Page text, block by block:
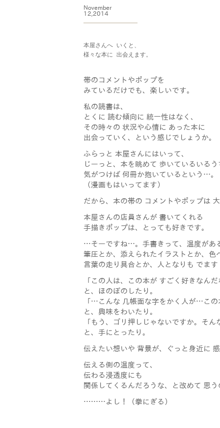
November
12,2014
本屋さんへ いくと、
様々な本に 出会えます。
帯のコメントやポップを
みているだけでも、楽しいです。
私の読書は、
とくに 読む傾向に 統一性はなく、
その時々の 状況や心情に あった本に
出会っていく、という感じでしょうか。
ふらっと 本屋さんにはいって、
じーっと、本を眺めて 歩いているいるう
気がつけば 何冊か抱いているという…。
（漫画もはいってます）
だから、本の帯の コメントやポップは
本屋さんの店員さんが 書いてくれる
手描きポップは、とっても好きです。
…そーですね…。手書きって、温度があ
筆圧とか、添えられたイラストとか、色
言葉の走り具合とか、人となりも でます
「この人は、この本が すごく好きなん
と、ほのぼのしたり。
「…こんな 几帳面な字をかく人が…この
と、興味をわいたり。
「もう、ゴリ押しじゃないですか。そ
と、手にとったり。
伝えたい想いや 背景が、ぐっと身近に
伝える側の温度って、
伝わる浸透度にも
関係してくるんだろうな、と改めて 思う
………よし！（拳にぎる）